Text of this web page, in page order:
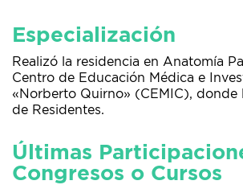
Especialización
Realizó la residencia en Anatomía
Centro de Educación Médica e
«Norberto Quirno» (CEMIC), donde
de Residentes.
Últimas
Congresos o Cursos